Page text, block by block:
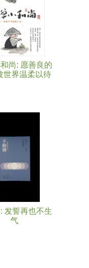
尚: 愿善良的
世界温柔以待
发誓再也不生
气